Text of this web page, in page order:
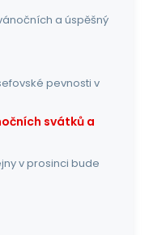
a úspěšný
pevnosti v
svátků a
v prosinci bude